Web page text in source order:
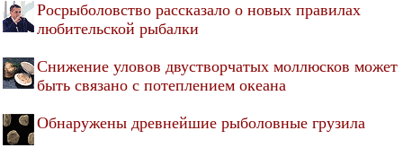
Росрыболовство рассказало о новых правилах
любительской рыбалки
Снижение уловов двустворчатых моллюсков может
быть связано с потеплением океана
Обнаружены древнейшие рыболовные грузила